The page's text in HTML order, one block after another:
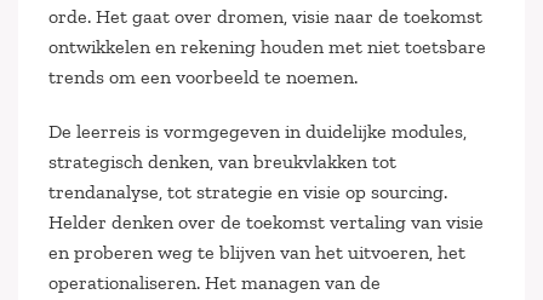
orde. Het gaat over dromen, visie naar de toekomst
ontwikkelen en rekening houden met niet toetsbare
trends om een voorbeeld te noemen.
De leerreis is vormgegeven in duidelijke modules,
strategisch denken, van breukvlakken tot
trendanalyse, tot strategie en visie op sourcing.
Helder denken over de toekomst vertaling van visie
en proberen weg te blijven van het uitvoeren, het
operationaliseren. Het managen van de